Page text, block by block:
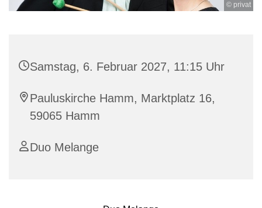
© privat
Samstag, 6. Februar 2027, 11:15 Uhr
Pauluskirche Hamm, Marktplatz 16,
59065 Hamm
Duo Melange